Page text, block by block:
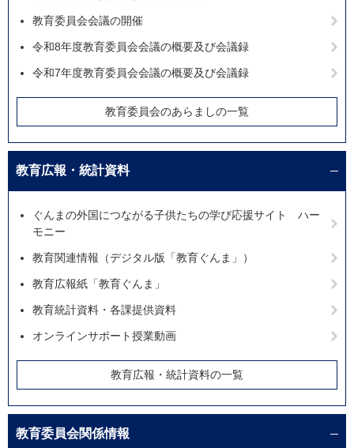
教育委員会会議の開催
令和8年度教育委員会会議の概要及び会議録
令和7年度教育委員会会議の概要及び会議録
教育委員会のあらましの一覧
教育広報・統計資料
ぐんまの外国につながる子供たちの学び応援サイト ハー
モニー
教育関連情報（デジタル版「教育ぐんま」）
教育広報紙「教育ぐんま」
教育統計資料・各課提供資料
オンラインサポート授業動画
教育広報・統計資料の一覧
教育委員会関係情報